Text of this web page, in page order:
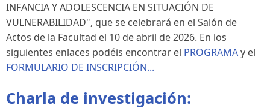
INFANCIA Y ADOLESCENCIA EN SITUACIÓN DE
VULNERABILIDAD", que se celebrará en el Salón de
Actos de la Facultad el 10 de abril de 2026. En los
siguientes enlaces podéis encontrar el PROGRAMAy el
FORMULARIO DE INSCRIPCIÓN...
Charla de investigación: